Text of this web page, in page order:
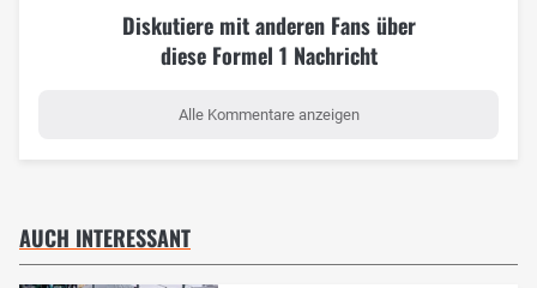
Diskutiere mit anderen Fans über
diese Formel 1 Nachricht
Alle Kommentare anzeigen
AUCH INTERESSANT